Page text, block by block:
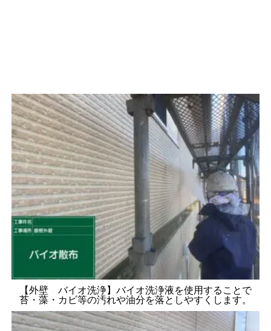
【外壁 バイオ洗浄】バイオ洗浄液を使用することで
苔・藻・カビ等の汚れや油分を落としやすくします。